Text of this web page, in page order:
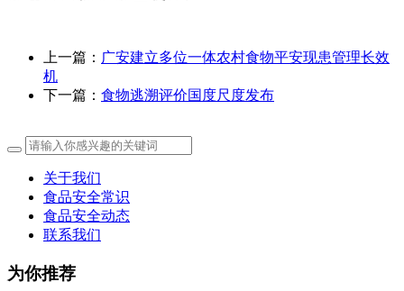
上一篇： 广安建立多位一体农村食物平安现患管理长效
机
下一篇： 食物逃溯评价国度尺度发布
关于我们
食品安全常识
食品安全动态
联系我们
为你推荐